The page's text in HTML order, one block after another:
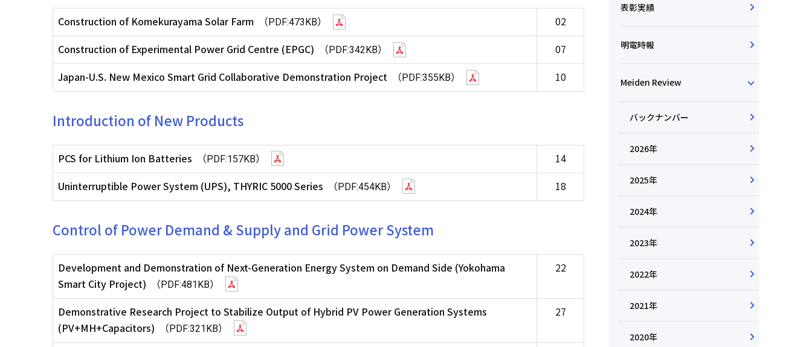
Construction of Komekurayama Solar Farm （PDF:473KB）
02
Construction of Experimental Power Grid Centre (EPGC)
（PDF:342KB）
07
Japan-U.S. New Mexico Smart Grid Collaborative Demonstration Project
（PDF:355KB） 10
Introduction of New Products
PCS for Lithium Ion Batteries （PDF:157KB）
14
Uninterruptible Power System (UPS), THYRIC 5000 Series
（PDF:454KB） 18
Control of Power Demand & Supply and Grid Power System
Development and Demonstration of Next-Generation Energy System on Demand Side (Yokohama
Smart City Project)
（PDF:481KB）
22
Demonstrative Research Project to Stabilize Output of Hybrid PV Power Generation Systems
(PV+MH+Capacitors)
（PDF:321KB）
27
表彰実績
明電時報
Meiden Review
バックナンバー
2026年
2025年
2024年
2023年
2022年
2021年
2020年